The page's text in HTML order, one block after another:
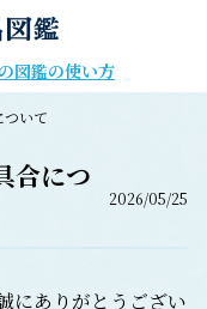
図鑑の使い方
ついて
合につ
2026/05/25
にありがとうござい